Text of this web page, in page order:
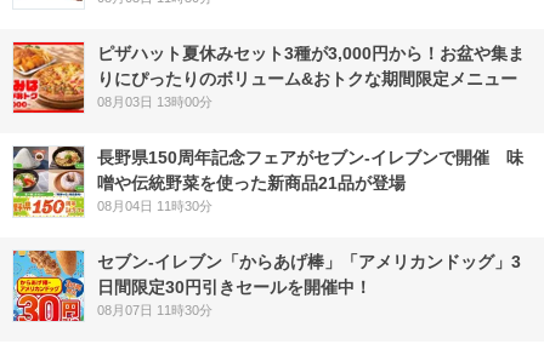
ピザハット夏休みセット3種が3,000円から！お盆や集ま
りにぴったりのボリューム&おトクな期間限定メニュー
08月03日 13時00分
長野県150周年記念フェアがセブン-イレブンで開催 味
噌や伝統野菜を使った新商品21品が登場
08月04日 11時30分
セブン‐イレブン「からあげ棒」「アメリカンドッグ」3
日間限定30円引きセールを開催中！
08月07日 11時30分